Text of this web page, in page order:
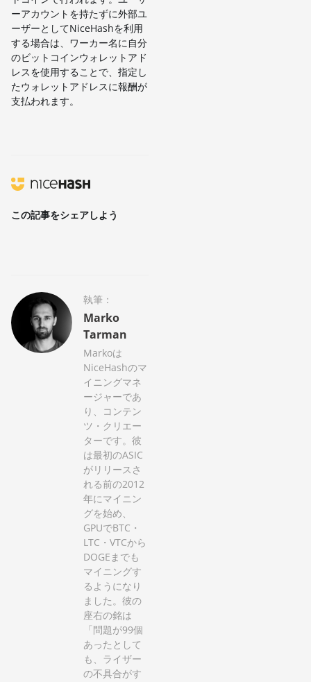
ーアカウントを持たずに外部ユ
ーザーとしてNiceHashを利用
する場合は、ワーカー名に自分
のビットコインウォレットアド
レスを使用することで、指定し
たウォレットアドレスに報酬が
支払われます。
この記事をシェアしよう
執筆：
Marko
Tarman
Markoは
NiceHashのマ
イニングマネ
ージャーであ
り、コンテン
ツ・クリエー
ターです。彼
は最初のASIC
がリリースさ
れる前の2012
年にマイニン
グを始め、
GPUでBTC・
LTC・VTCから
DOGEまでも
マイニングす
るようになり
ました。彼の
座右の銘は
「問題が99個
あったとして
も、ライザー
の不具合がす